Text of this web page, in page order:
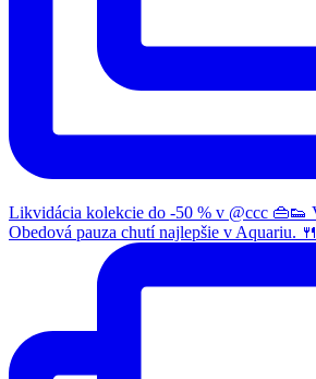
Likvidácia kolekcie do -50 % v @ccc 👜👟
Obedová pauza chutí najlepšie v Aquariu. 🍴